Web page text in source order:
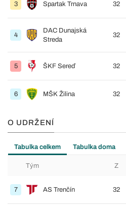
3 Spartak Trnava 32
4
DAC Dunajská
Streda
32
5 ŠKF Sereď 32
6 MŠK Žilina 32
O UDRŽENÍ
Tabulka celkem Tabulka doma
Tým Z
7 AS Trenčín 32